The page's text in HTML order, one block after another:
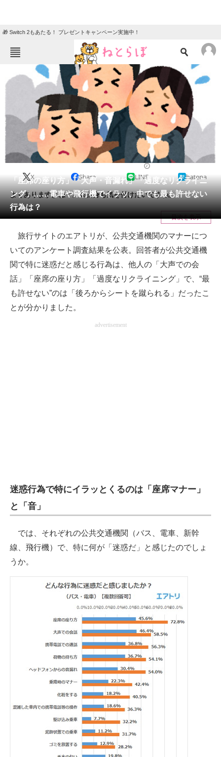
🎁 Switch 2もあたる！ プレゼントキャンペーン実施中！
ねとらぼメニュー
TOP ニュース
クイズ
グルメ 地域
教育・育児
リサーチ
会員記事
メディア
注目記事を集めた総合ページ
ITの今と未来を見通す
スマホと通信の最新トレンド
進化するPCとデバイスの未来
好きが集まる 比べて選べる
ビジネスと働き方のヒント
モノづくり技術者専門サイト
エレクトロニクス専門サイト
電子設計の基本と応用
エネルギーの専門メディア
ちょっと気になるネットの話題
「座席の座り方」「大声・音漏れ」「過度なリクライニ
ング」……電車や飛行機でイラッ、中でも最も許せない
行為は？
X Share LINE hatena
よくありますよねー。＆自身も気を付けたいですね。
目次を表示
旅行サイトのエアトリが、公共交通機関のマナーにつ
いてのアンケート調査結果を公表。回答者が公共交通機
関で特に迷惑だと感じる行為は、他人の「大声での会
話」「座席の座り方」「過度なリクライニング」で、“最
も許せない”のは「後ろからシートを蹴られる」だったこ
とが分かりました。
advertisement
迷惑行為で特にイラッとくるのは「座席マナー」
と「音」
では、それぞれの公共交通機関（バス、電車、新幹
線、飛行機）で、特に何が「迷惑だ」と感じたのでしょ
うか。